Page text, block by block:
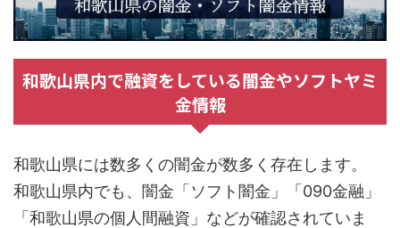
和歌山県内で融資をしている闇金やソフトヤミ
金情報
和歌山県には数多くの闇金が数多く存在します。
和歌山県内でも、闇金「ソフト闇金」「090金融」
「和歌山県の個人間融資」などが確認されていま